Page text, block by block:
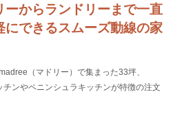
からランドリーまで一直
できるスムーズ動線の家
（マドリー）で集まった33坪、
ンやペニンシュラキッチンが特徴の注文